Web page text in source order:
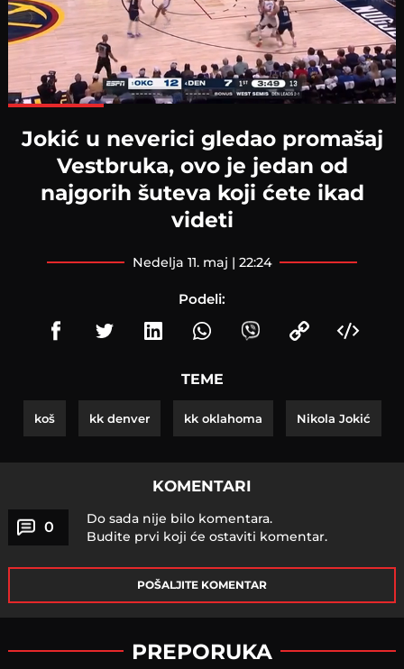
Jokić u neverici gledao promašaj
Vestbruka, ovo je jedan od
najgorih šuteva koji ćete ikad
videti
nedelja 11. maj | 22:24
Podeli:
TEME
koš kk denver kk oklahoma Nikola Jokić
KOMENTARI
0
Do sada nije bilo komentara.
Budite prvi koji će ostaviti komentar.
POŠALJITE KOMENTAR
PREPORUKA